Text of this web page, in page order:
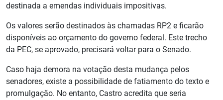
destinada a emendas individuais impositivas.
Os valores serão destinados às chamadas RP2 e ficarão
disponíveis ao orçamento do governo federal. Este trecho
da PEC, se aprovado, precisará voltar para o Senado.
Caso haja demora na votação desta mudança pelos
senadores, existe a possibilidade de fatiamento do texto e
promulgação. No entanto, Castro acredita que seria